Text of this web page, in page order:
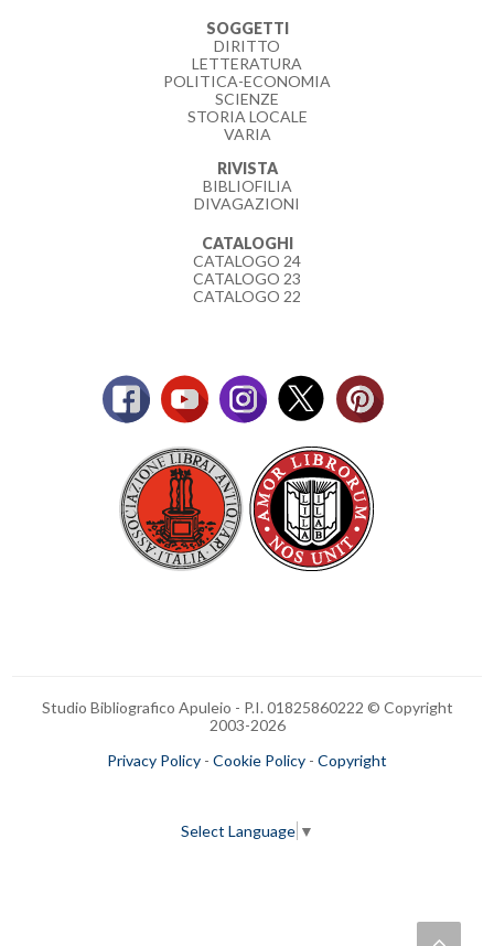
SOGGETTI
DIRITTO
LETTERATURA
POLITICA-ECONOMIA
SCIENZE
STORIA LOCALE
VARIA
RIVISTA
BIBLIOFILIA
DIVAGAZIONI
CATALOGHI
CATALOGO 24
CATALOGO 23
CATALOGO 22
Studio Bibliografico Apuleio - P.I. 01825860222 © Copyright
2003-2026
Privacy Policy - Cookie Policy - Copyright
Select Language ▼